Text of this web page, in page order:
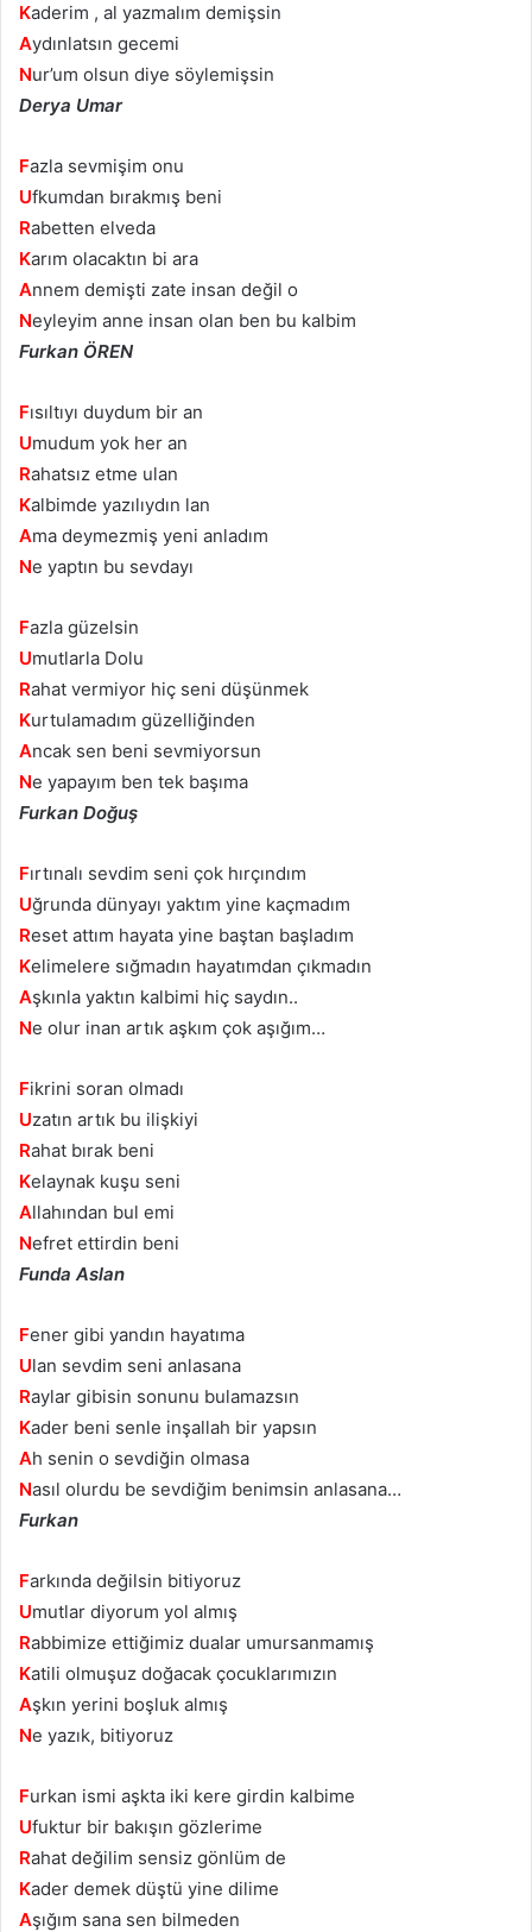
Kaderim , al yazmalım demişsin
Aydınlatsın gecemi
Nur’um olsun diye söylemişsin
Derya Umar
Fazla sevmişim onu
Ufkumdan bırakmış beni
Rabetten elveda
Karım olacaktın bi ara
Annem demişti zate insan değil o
Neyleyim anne insan olan ben bu kalbim
Furkan ÖREN
Fısıltıyı duydum bir an
Umudum yok her an
Rahatsız etme ulan
Kalbimde yazılıydın lan
Ama deymezmiş yeni anladım
Ne yaptın bu sevdayı
Fazla güzelsin
Umutlarla Dolu
Rahat vermiyor hiç seni düşünmek
Kurtulamadım güzelliğinden
Ancak sen beni sevmiyorsun
Ne yapayım ben tek başıma
Furkan Doğuş
Fırtınalı sevdim seni çok hırçındım
Uğrunda dünyayı yaktım yine kaçmadım
Reset attım hayata yine baştan başladım
Kelimelere sığmadın hayatımdan çıkmadın
Aşkınla yaktın kalbimi hiç saydın..
Ne olur inan artık aşkım çok aşığım…
Fikrini soran olmadı
Uzatın artık bu ilişkiyi
Rahat bırak beni
Kelaynak kuşu seni
Allahından bul emi
Nefret ettirdin beni
Funda Aslan
Fener gibi yandın hayatıma
Ulan sevdim seni anlasana
Raylar gibisin sonunu bulamazsın
Kader beni senle inşallah bir yapsın
Ah senin o sevdiğin olmasa
Nasıl olurdu be sevdiğim benimsin anlasana…
Furkan
Farkında değilsin bitiyoruz
Umutlar diyorum yol almış
Rabbimize ettiğimiz dualar umursanmamış
Katili olmuşuz doğacak çocuklarımızın
Aşkın yerini boşluk almış
Ne yazık, bitiyoruz
Furkan ismi aşkta iki kere girdin kalbime
Ufuktur bir bakışın gözlerime
Rahat değilim sensiz gönlüm de
Kader demek düştü yine dilime
Aşığım sana sen bilmeden